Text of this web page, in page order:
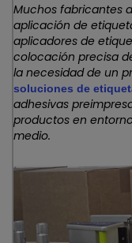
Muchos fabricantes
aplicación de
aplicadores de
colocación precisa
la necesidad de un
soluciones de
adhesivas
productos en
medio.